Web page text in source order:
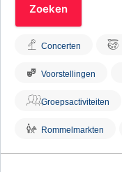
Concerten
Voorstellingen
Groepsactiviteiten
Rommelmarkten